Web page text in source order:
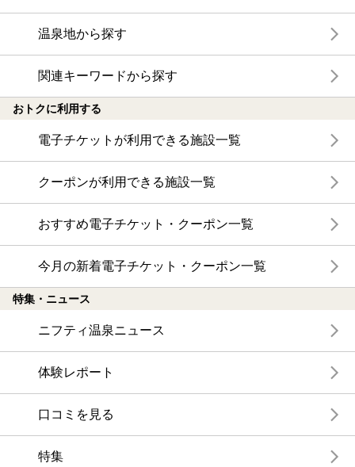
温泉地から探す
関連キーワードから探す
おトクに利用する
電子チケットが利用できる施設一覧
クーポンが利用できる施設一覧
おすすめ電子チケット・クーポン一覧
今月の新着電子チケット・クーポン一覧
特集・ニュース
ニフティ温泉ニュース
体験レポート
口コミを見る
特集